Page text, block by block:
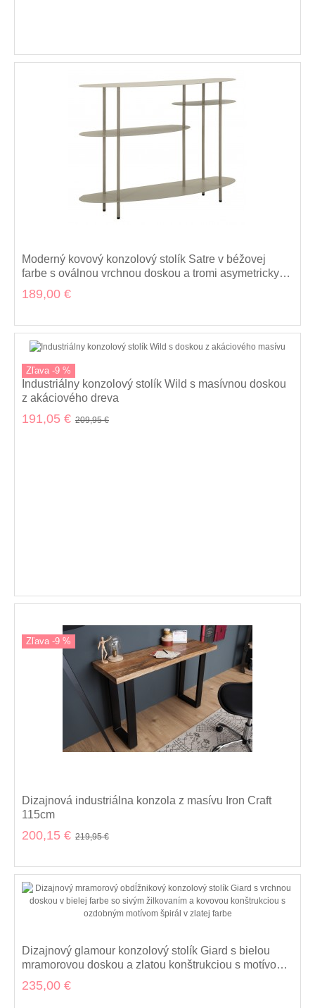
Moderný kovový konzolový stolík Satre v béžovej
farbe s oválnou vrchnou doskou a tromi asymetricky
umiestnenými policami 118 cm
189,00 €
Zľava -9 %
Industriálny konzolový stolík Wild s masívnou doskou
z akáciového dreva
191,05 € 209,95 €
Zľava -9 %
Dizajnová industriálna konzola z masívu Iron Craft
115cm
200,15 € 219,95 €
Dizajnový glamour konzolový stolík Giard s bielou
mramorovou doskou a zlatou konštrukciou s motívom
špirál 140 cm
235,00 €